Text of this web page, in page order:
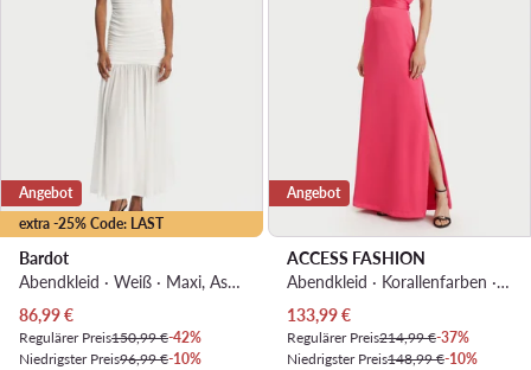
extra -25% Code: LAST
Angebot
Bardot
Abendkleid · Weiß · Maxi, Asymmetrisch
Aktueller Preis
86,99€
Regulärer Preis150,99 €-42%
Niedrigster Preis96,99 €-10%
Angebot
ACCESS FASHION
Abendkleid · Korallenfarben · Maxi, Asymmetrisch
Aktueller Preis
133,99€
Regulärer Preis214,99 €-37%
Niedrigster Preis148,99 €-10%